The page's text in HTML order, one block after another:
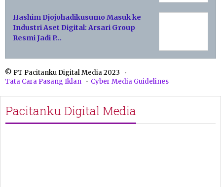
Hashim Djojohadikusumo Masuk ke
Industri Aset Digital: Arsari Group
Resmi Jadi P…
© PT Pacitanku Digital Media 2023
Tata Cara Pasang Iklan
Cyber Media Guidelines
Pacitanku Digital Media